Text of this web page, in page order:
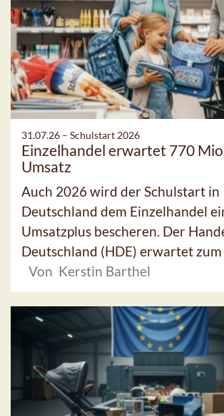
31.07.26 – Schulstart 2026
Einzelhandel erwartet 770
Umsatz
Auch 2026 wird der Schulstart in
Deutschland dem Einzelhandel
Umsatzplus bescheren. Der
Deutschland (HDE) erwartet zum
Von Kerstin Barthel